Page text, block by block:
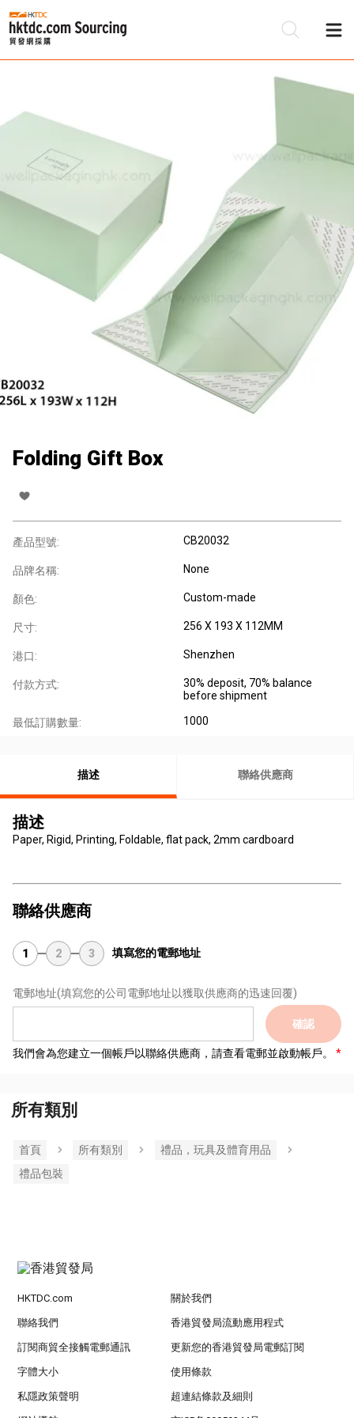
Folding Gift Box
產品型號: CB20032
品牌名稱: None
顏色: Custom-made
尺寸: 256 X 193 X 112MM
港口: Shenzhen
付款方式:
30% deposit, 70% balance
before shipment
最低訂購數量: 1000
描述 聯絡供應商
描述
Paper, Rigid, Printing, Foldable, flat pack, 2mm cardboard
聯絡供應商
1 2 3 填寫您的電郵地址
電郵地址(填寫您的公司電郵地址以獲取供應商的迅速回覆)
確認
我們會為您建立一個帳戶以聯絡供應商，請查看電郵並啟動帳戶。
所有類別
首頁 所有類別
禮品，玩具及體育用品
禮品包裝
HKTDC.com 關於我們
聯絡我們 香港貿發局流動應用程式
訂閱商貿全接觸電郵通訊 更新您的香港貿發局電郵訂閱
字體大小 使用條款
私隱政策聲明 超連結條款及細則